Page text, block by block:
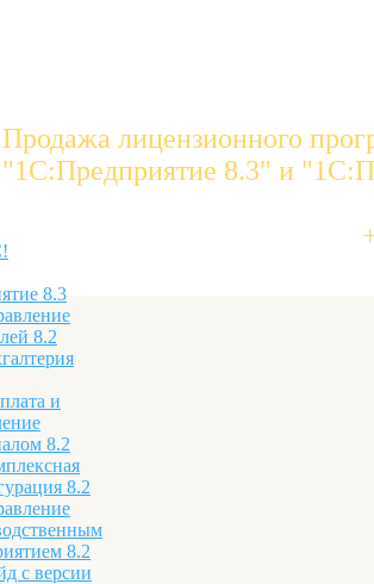
Продажа лицензионного
"1C:Предприятие 8.3" и
8.3
8.2
и
8.2
8.2
8.2
с версии